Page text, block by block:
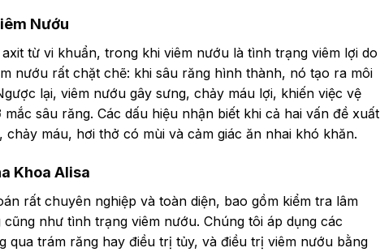
Nướu
từ vi khuẩn, trong khi viêm nướu là tình trạng viêm lợi do
nướu rất chặt chẽ: khi sâu răng hình thành, nó tạo ra môi
lại, viêm nướu gây sưng, chảy máu lợi, khiến việc vệ
sâu răng. Các dấu hiệu nhận biết khi cả hai vấn đề xuất
máu, hơi thở có mùi và cảm giác ăn nhai khó khăn.
Khoa Alisa
rất chuyên nghiệp và toàn diện, bao gồm kiểm tra lâm
như tình trạng viêm nướu. Chúng tôi áp dụng các
qua trám răng hay điều trị tủy, và điều trị viêm nướu bằng